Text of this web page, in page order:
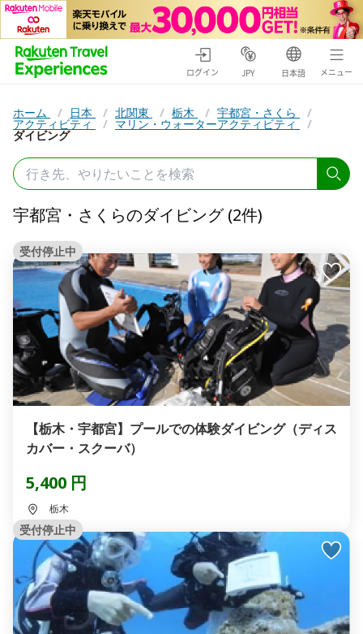
ログイン JPY 日本語 メニュー
ホーム / 日本 / 北関東 / 栃木 / 宇都宮・さくら /
アクティビティ / マリン・ウォーターアクティビティ /
ダイビング
宇都宮・さくらのダイビング (2件)
受付停止中
【栃木・宇都宮】プールでの体験ダイビング（ディス
カバー・スクーバ）
5,400 円
栃木
受付停止中